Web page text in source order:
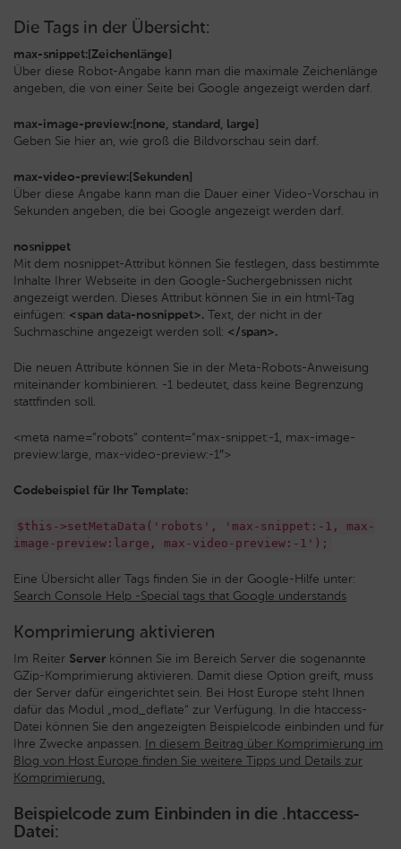
Die Tags in der Übersicht:
max-snippet:[Zeichenlänge]
Über diese Robot-Angabe kann man die maximale Zeichenlänge
angeben, die von einer Seite bei Google angezeigt werden darf.
max-image-preview:[none, standard, large]
Geben Sie hier an, wie groß die Bildvorschau sein darf.
max-video-preview:[Sekunden]
Über diese Angabe kann man die Dauer einer Video-Vorschau in
Sekunden angeben, die bei Google angezeigt werden darf.
nosnippet
Mit dem nosnippet-Attribut können Sie festlegen, dass bestimmte
Inhalte Ihrer Webseite in den Google-Suchergebnissen nicht
angezeigt werden. Dieses Attribut können Sie in ein html-Tag
einfügen: <span data-nosnippet>. Text, der nicht in der
Suchmaschine angezeigt werden soll: </span>.
Die neuen Attribute können Sie in der Meta-Robots-Anweisung
miteinander kombinieren. -1 bedeutet, dass keine Begrenzung
stattfinden soll.
<meta name=“robots“ content=“max-snippet:-1, max-image-
preview:large, max-video-preview:-1″>
Codebeispiel für Ihr Template:
$this->setMetaData('robots', 'max-snippet:-1, max-
image-preview:large, max-video-preview:-1');
Eine Übersicht aller Tags finden Sie in der Google-Hilfe unter:
Search Console Help -Special tags that Google understands
Komprimierung aktivieren
Im Reiter Server können Sie im Bereich Server die sogenannte
GZip-Komprimierung aktivieren. Damit diese Option greift, muss
der Server dafür eingerichtet sein. Bei Host Europe steht Ihnen
dafür das Modul „mod_deflate“ zur Verfügung. In die htaccess-
Datei können Sie den angezeigten Beispielcode einbinden und für
Ihre Zwecke anpassen. In diesem Beitrag über Komprimierung im
Blog von Host Europe finden Sie weitere Tipps und Details zur
Komprimierung.
Beispielcode zum Einbinden in die .htaccess-
Datei: